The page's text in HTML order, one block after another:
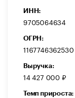
ИНН:
9705064634
ОГРН:
1167746362530
Выручка:
14 427 000 ₽
Темп прироста: